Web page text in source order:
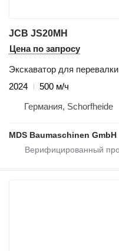
JCB JS20MH
Цена по запросу
Экскаватор для перевалки
2024
500 м/ч
Германия, Schorfheide
MDS Baumaschinen GmbH